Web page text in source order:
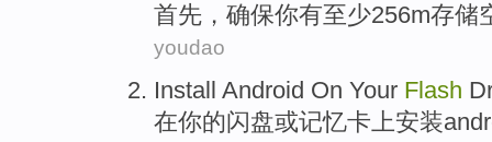
首先 ， 确保你有至少256m存储
youdao
Install Android On Your Flash
在你的闪盘或记忆卡上安装